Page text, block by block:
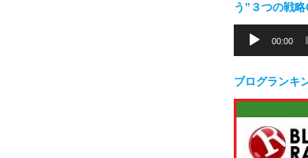
う”３つの戦
レ
ー
ヤ
00:00
ブログランキ